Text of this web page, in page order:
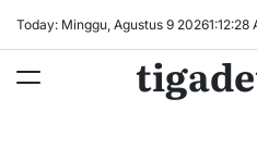
Today: Minggu, Agustus 9 20261:12:29